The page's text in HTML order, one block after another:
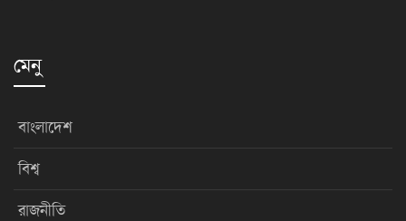
মেনু
বাংলাদেশ
বিশ্ব
রাজনীতি